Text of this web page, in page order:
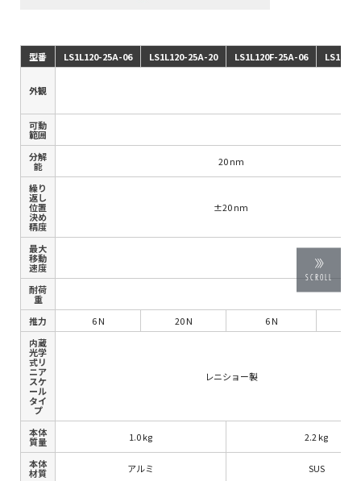
SCROLL
型番 LS1L120-25A-06 LS1L120-25A-20 LS1L120F-25A-06
外観
可動
範囲
分解
能 20 nm
繰り
返し
位置
決め
精度
±20 nm
最大
移動
速度
耐荷
重
推力
6 N 20 N 6 N
内蔵
光学
式リ
ニア
スケ
ール
タイ
プ
レニショー製
本体
質量 1.0 kg 2.2 kg
本体
材質 アルミ SUS